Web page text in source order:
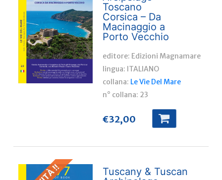
Toscano
Corsica – Da
Macinaggio a
Porto Vecchio
editore: Edizioni Magnamare
lingua: ITALIANO
collana: Le Vie Del Mare
n° collana: 23
€32,00
Tuscany & Tuscan